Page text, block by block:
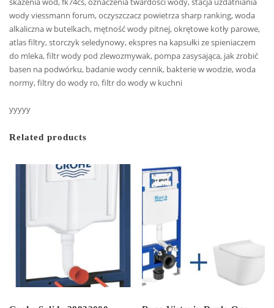
wody viessmann forum, oczyszczacz powietrza sharp ranking, woda
alkaliczna w butelkach, mętność wody pitnej, okrętowe kotły parowe,
atlas filtry, storczyk seledynowy, ekspres na kapsułki ze spieniaczem
do mleka, filtr wody pod zlewozmywak, pompa zasysająca, jak zrobić
basen na podwórku, badanie wody cennik, bakterie w wodzie, woda
normy, filtry do wody ro, filtr do wody w kuchni
yyyyy
Related products